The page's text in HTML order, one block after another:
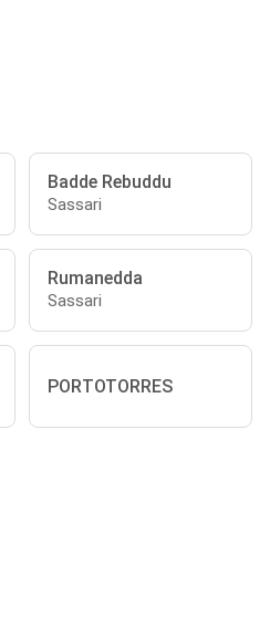
Badde Rebuddu
Sassari
Rumanedda
Sassari
PORTOTORRES